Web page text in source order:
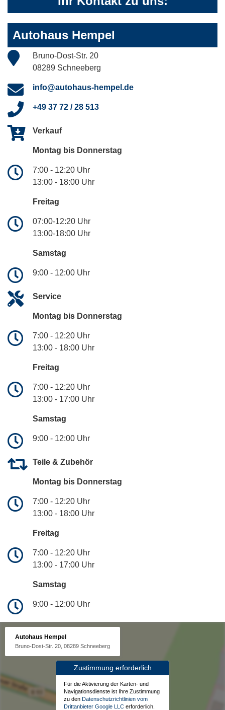
Autohaus Hempel
Bruno-Dost-Str. 20
08289 Schneeberg
info@autohaus-hempel.de
+49 37 72 / 28 513
Verkauf
Montag bis Donnerstag
7:00 - 12:20 Uhr
13:00 - 18:00 Uhr
Freitag
07:00-12:20 Uhr
13:00-18:00 Uhr
Samstag
9:00 - 12:00 Uhr
Service
Montag bis Donnerstag
7:00 - 12:20 Uhr
13:00 - 18:00 Uhr
Freitag
7:00 - 12:20 Uhr
13:00 - 17:00 Uhr
Samstag
9:00 - 12:00 Uhr
Teile & Zubehör
Montag bis Donnerstag
7:00 - 12:20 Uhr
13:00 - 18:00 Uhr
Freitag
7:00 - 12:20 Uhr
13:00 - 17:00 Uhr
Samstag
9:00 - 12:00 Uhr
Autohaus Hempel
Bruno-Dost-Str. 20, 08289 Schneeberg
Zustimmung erforderlich
Für die Aktivierung der Karten- und
Navigationsdienste ist Ihre Zustimmung
zu den Datenschutzrichtlinien vom
Drittanbieter Google LLC erforderlich.